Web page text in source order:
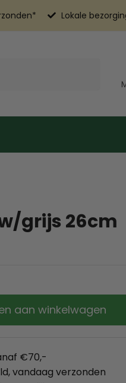
Lokale
grijs 26cm
aan winkelwagen
€70,-
vandaag verzonden